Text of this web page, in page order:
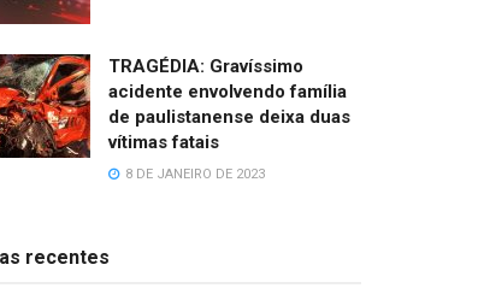
TRAGÉDIA: Gravíssimo
acidente envolvendo família
de paulistanense deixa duas
vítimas fatais
8 DE JANEIRO DE 2023
recentes